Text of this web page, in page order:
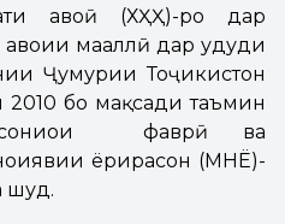
ҳавоӣ (ХҲҲ)-ро дар
ҳавоии маҳаллӣ дар ҳудуди
Ҷумҳурии Тоҷикистон
бо мақсади таъмин
фаврӣ ва
ёрирасон (МНЁ)-
шуд.